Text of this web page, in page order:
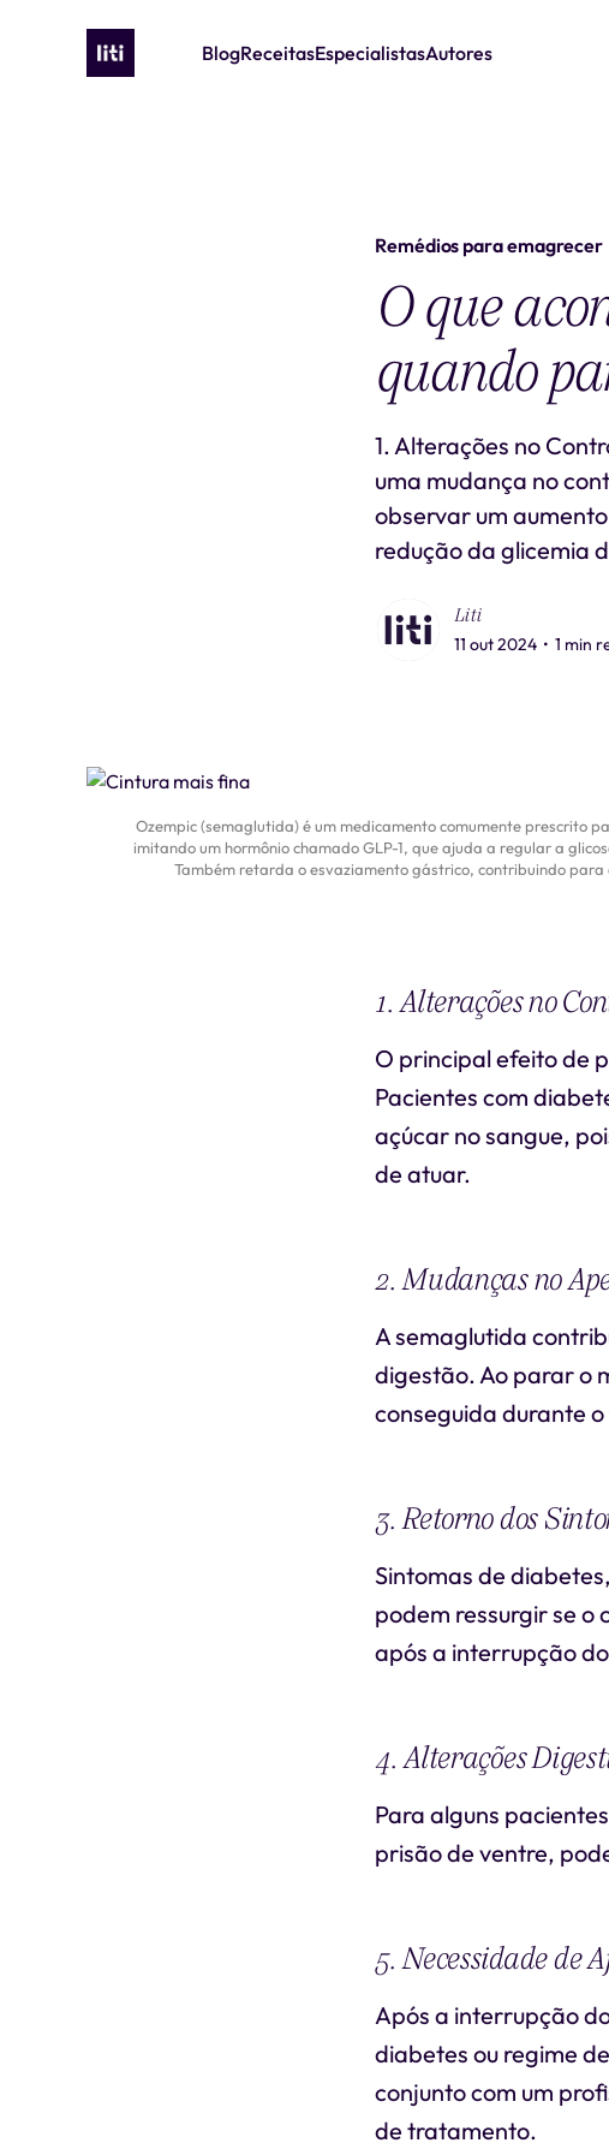
BlogReceitasEspecialistasAutores
Remédios para emagrecer
O que
quando
1. Alterações no
uma mudança no
observar um
redução da glicemia
Liti
11 out 2024 • 1 min
Ozempic (semaglutida) é um medicamento comumente prescrito
imitando um hormônio chamado GLP-1, que ajuda a regular a
Também retarda o esvaziamento gástrico, contribuindo
1. Alterações no
O principal efeito de
Pacientes com
açúcar no sangue,
de atuar.
2. Mudanças no
A semaglutida
digestão. Ao parar o
conseguida durante
3. Retorno dos
Sintomas de
podem ressurgir se
após a interrupção
4. Alterações
Para alguns
prisão de ventre,
5. Necessidade de
Após a interrupção
diabetes ou regime
conjunto com um
de tratamento.